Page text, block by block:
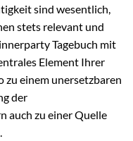
sind wesentlich,
stets relevant und
Tagebuch mit
Element Ihrer
zu einem unersetzbaren
der
auch zu einer Quelle